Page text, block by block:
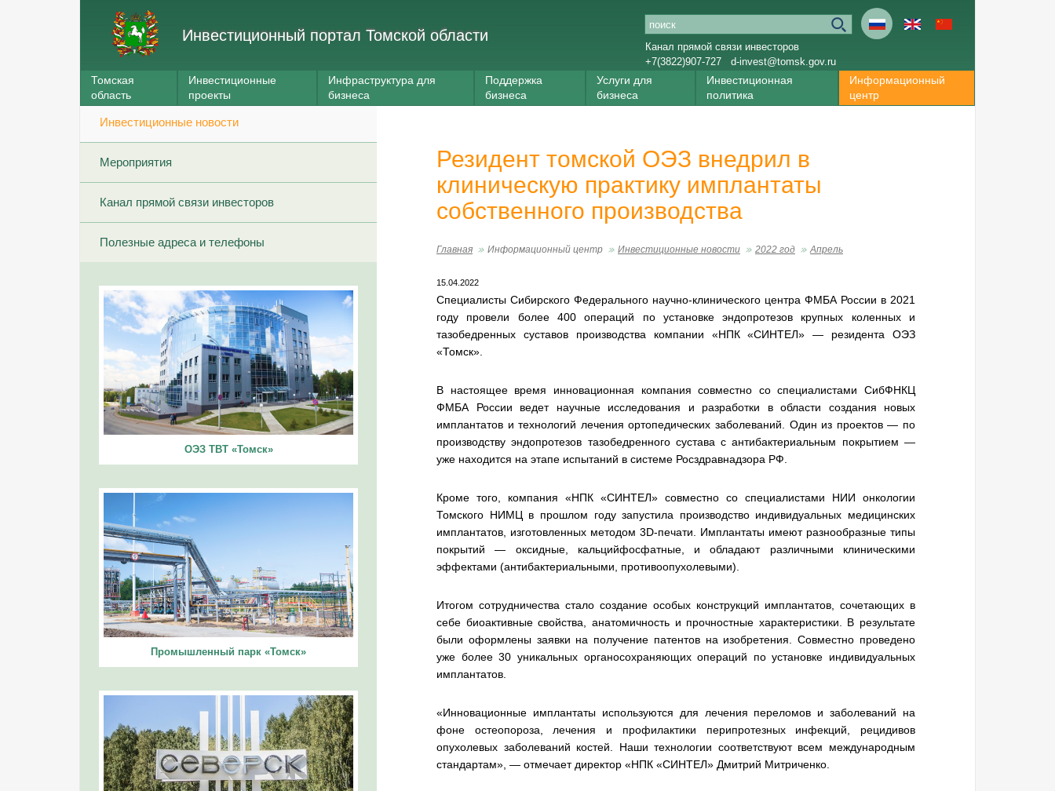
Инвестиционный портал Томской области
Канал прямой связи инвесторов
+7(3822)907-727
d-invest@tomsk.gov.ru
Томская
область
Инвестиционные
проекты
Инфраструктура для
бизнеса
Поддержка
бизнеса
Услуги для
бизнеса
Инвестиционная
политика
Информационный
центр
Инвестиционные новости
Мероприятия
Канал прямой связи инвесторов
Полезные адреса и телефоны
ОЭЗ ТВТ «Томск»
Промышленный парк «Томск»
Резидент томской ОЭЗ внедрил в
клиническую практику имплантаты
собственного производства
Главная Информационный центр Инвестиционные новости 2022 год Апрель
15.04.2022
Специалисты Сибирского Федерального научно-клинического центра ФМБА России в 2021
году провели более 400 операций по установке эндопротезов крупных коленных и
тазобедренных суставов производства компании «НПК «СИНТЕЛ» — резидента ОЭЗ
«Томск».
В настоящее время инновационная компания совместно со специалистами СибФНКЦ
ФМБА России ведет научные исследования и разработки в области создания новых
имплантатов и технологий лечения ортопедических заболеваний. Один из проектов — по
производству эндопротезов тазобедренного сустава с антибактериальным покрытием —
уже находится на этапе испытаний в системе Росздравнадзора РФ.
Кроме того, компания «НПК «СИНТЕЛ» совместно со специалистами НИИ онкологии
Томского НИМЦ в прошлом году запустила производство индивидуальных медицинских
имплантатов, изготовленных методом 3D-печати. Имплантаты имеют разнообразные типы
покрытий — оксидные, кальцийфосфатные, и обладают различными клиническими
эффектами (антибактериальными, противоопухолевыми).
Итогом сотрудничества стало создание особых конструкций имплантатов, сочетающих в
себе биоактивные свойства, анатомичность и прочностные характеристики. В результате
были оформлены заявки на получение патентов на изобретения. Совместно проведено
уже более 30 уникальных органосохраняющих операций по установке индивидуальных
имплантатов.
«Инновационные имплантаты используются для лечения переломов и заболеваний на
фоне остеопороза, лечения и профилактики перипротезных инфекций, рецидивов
опухолевых заболеваний костей. Наши технологии соответствуют всем международным
стандартам», — отмечает директор «НПК «СИНТЕЛ» Дмитрий Митриченко.